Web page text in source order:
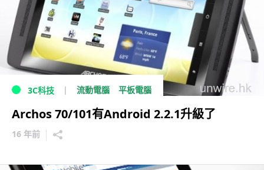
3C科技 流動電腦 平板電腦
Archos 70/101有Android 2.2.1升級了
16 年前